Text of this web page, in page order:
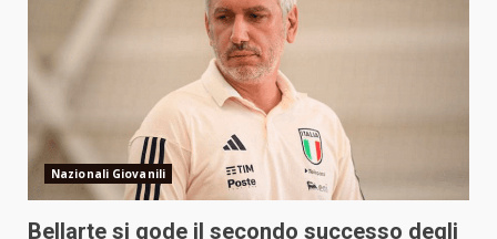
Nazionali Giovanili
Bellarte si gode il secondo successo degli